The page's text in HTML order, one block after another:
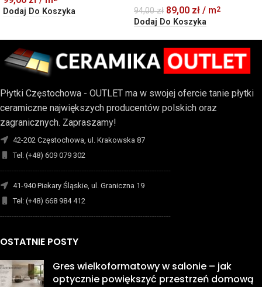
Dodaj Do Koszyka 94,00zł 89,00 zł / m2
Dodaj Do Koszyka
Płytki Częstochowa - OUTLET ma w swojej ofercie tanie płytki
ceramiczne największych producentów polskich oraz
zagranicznych. Zapraszamy!
42-202 Częstochowa, ul. Krakowska 87
Tel: (+48) 609 079 302
-------------------------------------------------------------------------
41-940 Piekary Śląskie, ul. Graniczna 19
Tel: (+48) 668 984 412
-------------------------------------------------------------------------
OSTATNIE POSTY
Gres wielkoformatowy w salonie – jak
optycznie powiększyć przestrzeń domową